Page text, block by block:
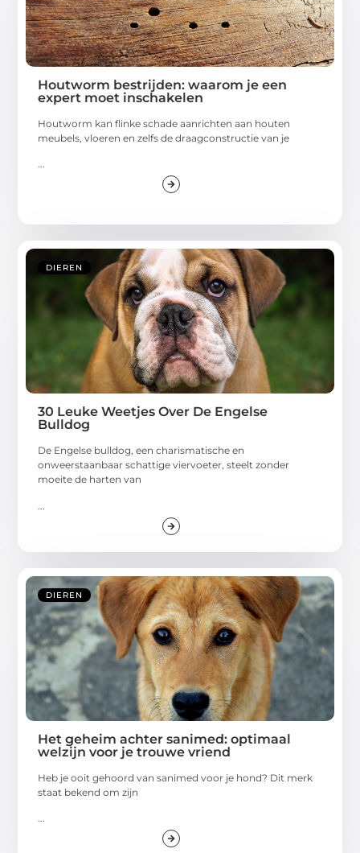
Houtworm bestrijden: waarom je een
expert moet inschakelen
Houtworm kan flinke schade aanrichten aan houten
meubels, vloeren en zelfs de draagconstructie van je
...
DIEREN
30 Leuke Weetjes Over De Engelse
Bulldog
De Engelse bulldog, een charismatische en
onweerstaanbaar schattige viervoeter, steelt zonder
moeite de harten van
DIEREN
Het geheim achter sanimed: optimaal
welzijn voor je trouwe vriend
Heb je ooit gehoord van sanimed voor je hond? Dit merk
staat bekend om zijn
...